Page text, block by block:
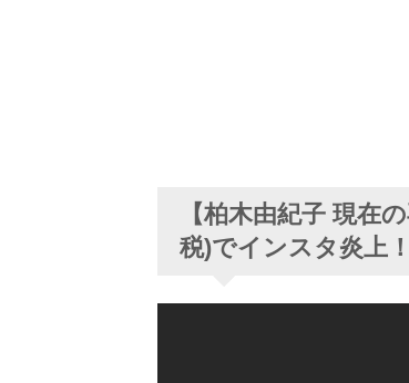
【柏木由紀子 現在
税)でインスタ炎上！